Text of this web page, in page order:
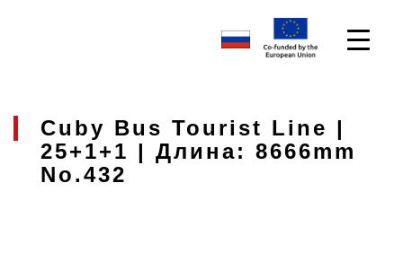
Cuby Bus Tourist Line |
25+1+1 | Длина: 8666mm
No.432